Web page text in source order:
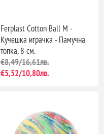
Ferplast Cotton Ball M -
Кучешка играчка - Памучна
топка, 8 см.
€8,49/16,61лв.
€5,52/10,80лв.